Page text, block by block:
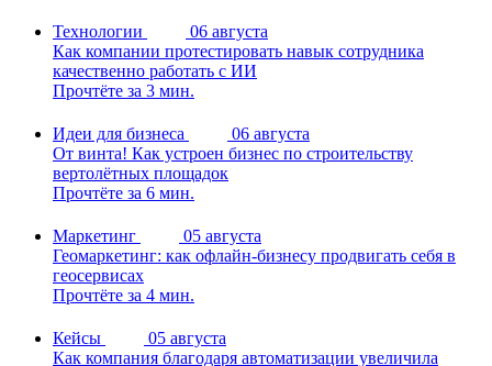
Технологии
06 августа
Как компании протестировать навык сотрудника
качественно работать с ИИ
Прочтёте за 3 мин.
Идеи для бизнеса
06 августа
От винта! Как устроен бизнес по строительству
вертолётных площадок
Прочтёте за 6 мин.
Маркетинг
05 августа
Геомаркетинг: как офлайн-бизнесу продвигать себя в
геосервисах
Прочтёте за 4 мин.
Кейсы
05 августа
Как компания благодаря автоматизации увеличила